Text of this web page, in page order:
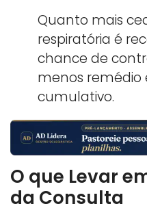
Quanto mais
respiratória é
chance de
menos remédio
cumulativo.
O que Levar
da Consulta